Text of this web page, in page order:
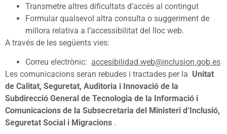
Transmetre altres dificultats d’accés al contingut
Formular qualsevol altra consulta o suggeriment de
millora relativa a l’accessibilitat del lloc web.
A través de les següents vies:
Correu electrònic: accesibilidad.web@inclusion.gob.es
Les comunicacions seran rebudes i tractades per la Unitat
de Calitat, Seguretat, Auditoria i Innovació de la
Subdirecció General de Tecnologia de la Informació i
Comunicacions de la Subsecretaria del Ministeri d’Inclusió,
Seguretat Social i Migracions .